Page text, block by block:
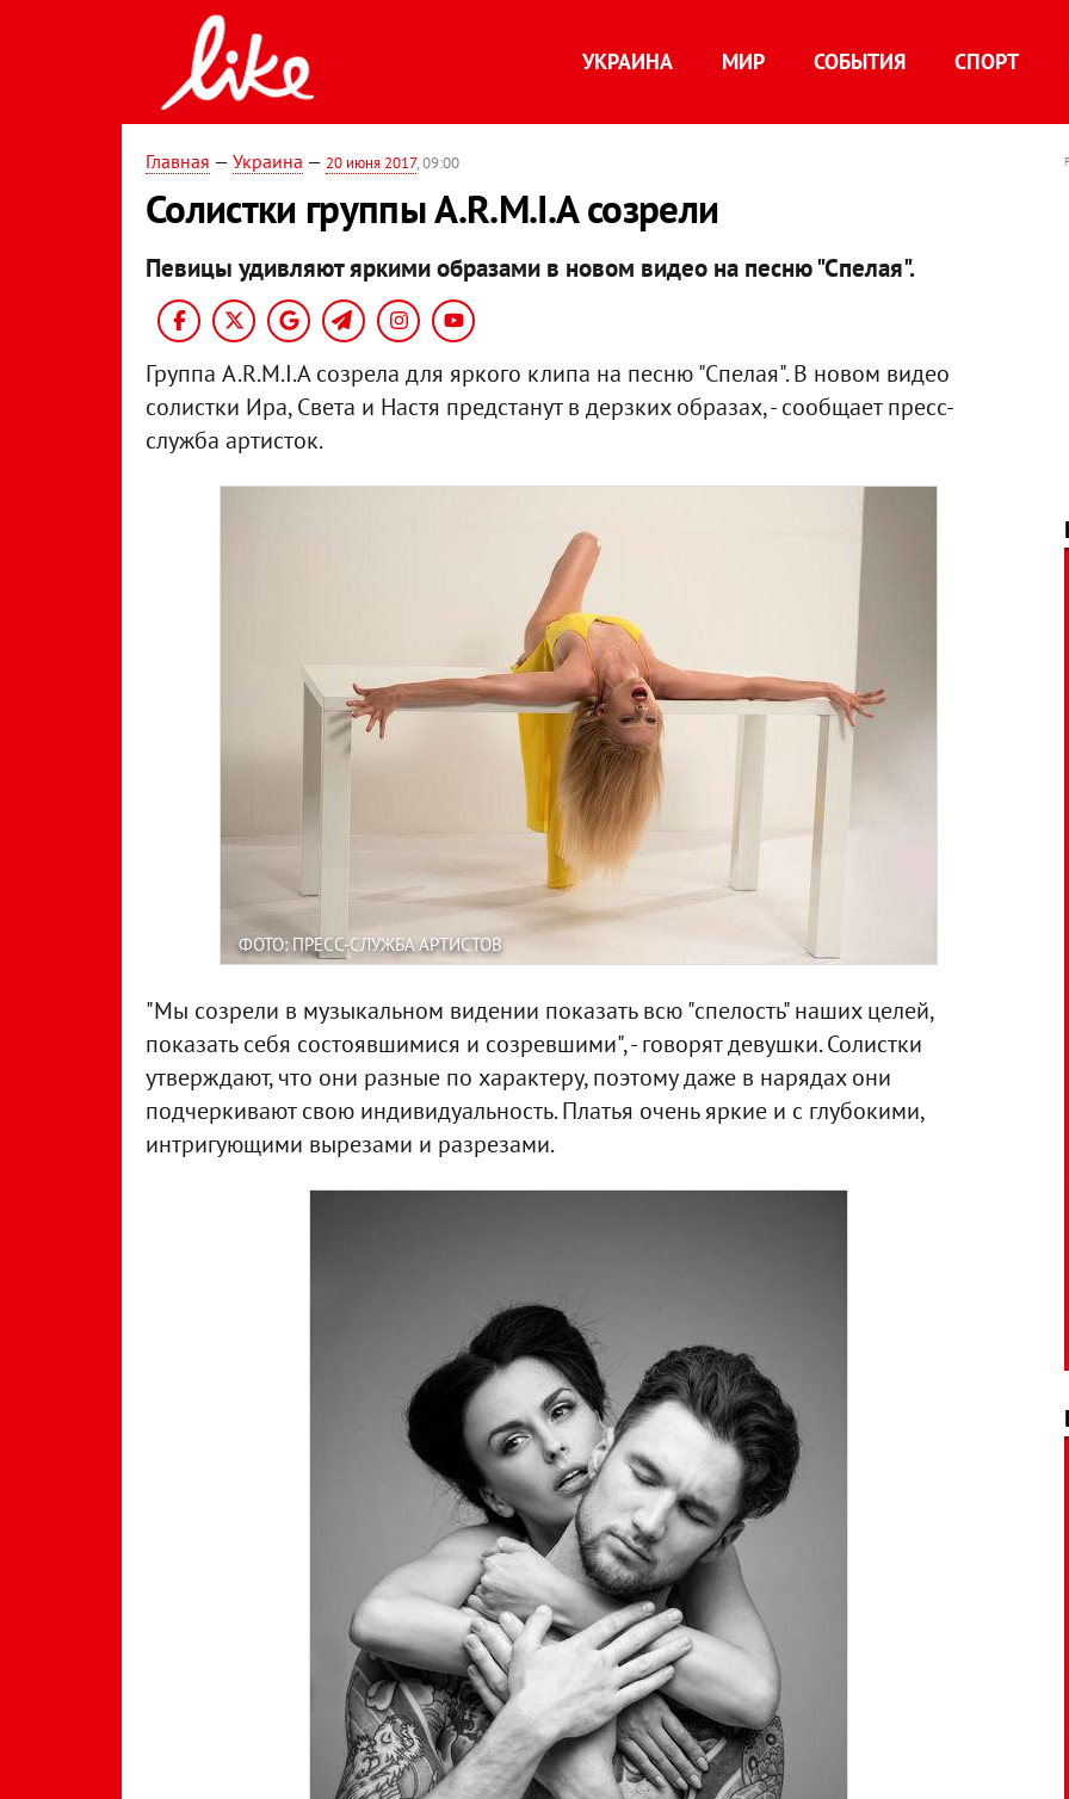
УКРАИНА МИР СОБЫТИЯ СПОРТ
Главная — Украина — 20 июня 2017, 09:00
Солистки группы A.R.M.I.A созрели
Певицы удивляют яркими образами в новом видео на песню "Спелая".
Группа A.R.M.I.A созрела для яркого клипа на песню "Спелая". В новом видео
солистки Ира, Света и Настя предстанут в дерзких образах, - сообщает пресс-
служба артисток.
ФОТО: ПРЕСС-СЛУЖБА АРТИСТОВ
"Мы созрели в музыкальном видении показать всю "спелость" наших целей,
показать себя состоявшимися и созревшими", - говорят девушки. Солистки
утверждают, что они разные по характеру, поэтому даже в нарядах они
подчеркивают свою индивидуальность. Платья очень яркие и с глубокими,
интригующими вырезами и разрезами.